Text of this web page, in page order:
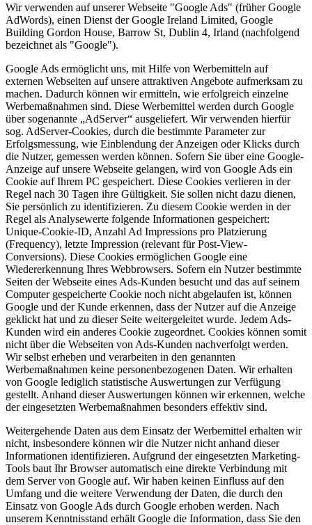
Wir verwenden auf unserer Webseite "Google Ads" (früher Google
AdWords), einen Dienst der Google Ireland Limited, Google
Building Gordon House, Barrow St, Dublin 4, Irland (nachfolgend
bezeichnet als "Google").
Google Ads ermöglicht uns, mit Hilfe von Werbemitteln auf
externen Webseiten auf unsere attraktiven Angebote aufmerksam zu
machen. Dadurch können wir ermitteln, wie erfolgreich einzelne
Werbemaßnahmen sind. Diese Werbemittel werden durch Google
über sogenannte „AdServer“ ausgeliefert. Wir verwenden hierfür
sog. AdServer-Cookies, durch die bestimmte Parameter zur
Erfolgsmessung, wie Einblendung der Anzeigen oder Klicks durch
die Nutzer, gemessen werden können. Sofern Sie über eine Google-
Anzeige auf unsere Webseite gelangen, wird von Google Ads ein
Cookie auf Ihrem PC gespeichert. Diese Cookies verlieren in der
Regel nach 30 Tagen ihre Gültigkeit. Sie sollen nicht dazu dienen,
Sie persönlich zu identifizieren. Zu diesem Cookie werden in der
Regel als Analysewerte folgende Informationen gespeichert:
Unique-Cookie-ID, Anzahl Ad Impressions pro Platzierung
(Frequency), letzte Impression (relevant für Post-View-
Conversions). Diese Cookies ermöglichen Google eine
Wiedererkennung Ihres Webbrowsers. Sofern ein Nutzer bestimmte
Seiten der Webseite eines Ads-Kunden besucht und das auf seinem
Computer gespeicherte Cookie noch nicht abgelaufen ist, können
Google und der Kunde erkennen, dass der Nutzer auf die Anzeige
geklickt hat und zu dieser Seite weitergeleitet wurde. Jedem Ads-
Kunden wird ein anderes Cookie zugeordnet. Cookies können somit
nicht über die Webseiten von Ads-Kunden nachverfolgt werden.
Wir selbst erheben und verarbeiten in den genannten
Werbemaßnahmen keine personenbezogenen Daten. Wir erhalten
von Google lediglich statistische Auswertungen zur Verfügung
gestellt. Anhand dieser Auswertungen können wir erkennen, welche
der eingesetzten Werbemaßnahmen besonders effektiv sind.
Weitergehende Daten aus dem Einsatz der Werbemittel erhalten wir
nicht, insbesondere können wir die Nutzer nicht anhand dieser
Informationen identifizieren. Aufgrund der eingesetzten Marketing-
Tools baut Ihr Browser automatisch eine direkte Verbindung mit
dem Server von Google auf. Wir haben keinen Einfluss auf den
Umfang und die weitere Verwendung der Daten, die durch den
Einsatz von Google Ads durch Google erhoben werden. Nach
unserem Kenntnisstand erhält Google die Information, dass Sie den